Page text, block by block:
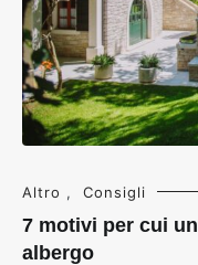
Altro , Consigli
7 motivi per cui
albergo